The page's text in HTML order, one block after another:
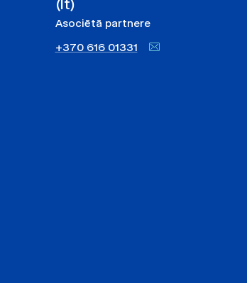
(lt)
Asociētā partnere
+370 616 01331